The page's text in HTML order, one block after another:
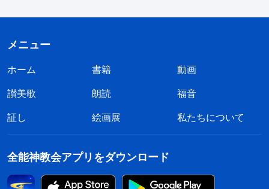
メニュー
ホーム 書籍
動画
讃美歌
朗読
福音
証し
絵画展 私たちについて
全能神教会アプリをダウンロード